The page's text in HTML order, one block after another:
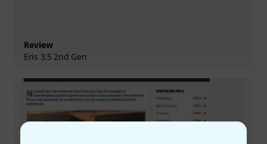
Review
Eris 3.5 2nd Gen